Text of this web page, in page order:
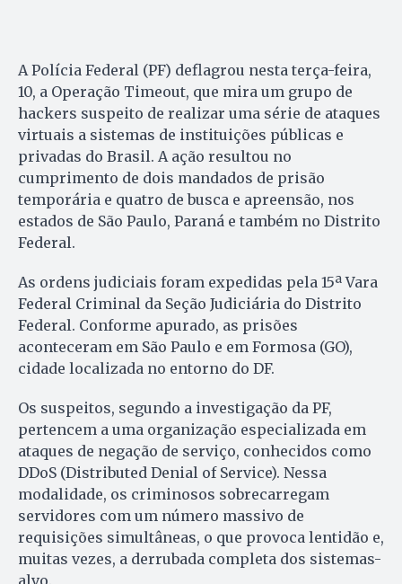
A Polícia Federal (PF) deflagrou nesta terça-feira,
10, a Operação Timeout, que mira um grupo de
hackers suspeito de realizar uma série de ataques
virtuais a sistemas de instituições públicas e
privadas do Brasil. A ação resultou no
cumprimento de dois mandados de prisão
temporária e quatro de busca e apreensão, nos
estados de São Paulo, Paraná e também no Distrito
Federal.
As ordens judiciais foram expedidas pela 15ª Vara
Federal Criminal da Seção Judiciária do Distrito
Federal. Conforme apurado, as prisões
aconteceram em São Paulo e em Formosa (GO),
cidade localizada no entorno do DF.
Os suspeitos, segundo a investigação da PF,
pertencem a uma organização especializada em
ataques de negação de serviço, conhecidos como
DDoS (Distributed Denial of Service). Nessa
modalidade, os criminosos sobrecarregam
servidores com um número massivo de
requisições simultâneas, o que provoca lentidão e,
muitas vezes, a derrubada completa dos sistemas-